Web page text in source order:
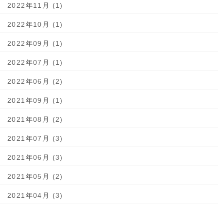
2022年11月 (1)
2022年10月 (1)
2022年09月 (1)
2022年07月 (1)
2022年06月 (2)
2021年09月 (1)
2021年08月 (2)
2021年07月 (3)
2021年06月 (3)
2021年05月 (2)
2021年04月 (3)